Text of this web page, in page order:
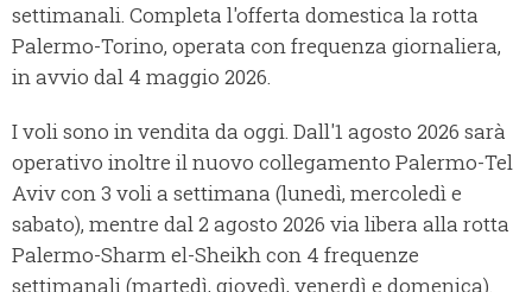
settimanali. Completa l'offerta domestica la rotta
Palermo-Torino, operata con frequenza giornaliera,
in avvio dal 4 maggio 2026.
I voli sono in vendita da oggi. Dall'1 agosto 2026 sarà
operativo inoltre il nuovo collegamento Palermo-Tel
Aviv con 3 voli a settimana (lunedì, mercoledì e
sabato), mentre dal 2 agosto 2026 via libera alla rotta
Palermo-Sharm el-Sheikh con 4 frequenze
settimanali (martedì, giovedì, venerdì e domenica).